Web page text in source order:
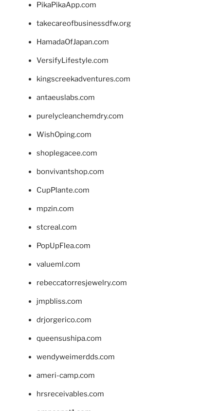
PikaPikaApp.com
takecareofbusinessdfw.org
HamadaOfJapan.com
VersifyLifestyle.com
kingscreekadventures.com
antaeuslabs.com
purelycleanchemdry.com
WishOping.com
shoplegacee.com
bonvivantshop.com
CupPlante.com
mpzin.com
stcreal.com
PopUpFlea.com
valueml.com
rebeccatorresjewelry.com
jmpbliss.com
drjorgerico.com
queensushipa.com
wendyweimerdds.com
ameri-camp.com
hrsreceivables.com